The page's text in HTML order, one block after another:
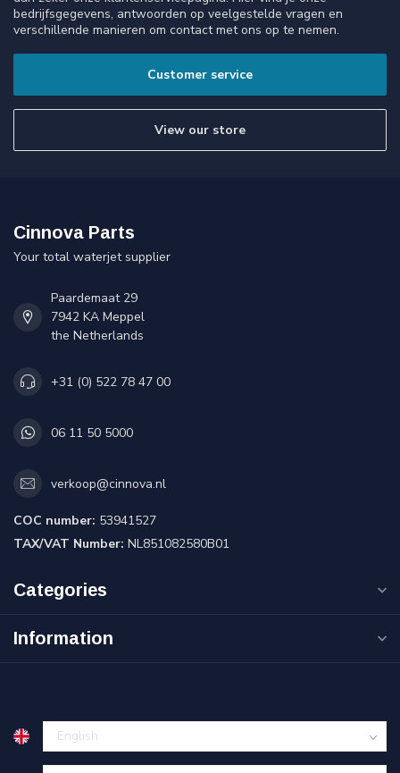
bedrijfsgegevens, antwoorden op veelgestelde vragen en
verschillende manieren om contact met ons op te nemen.
Customer service
View our store
Cinnova Parts
Your total waterjet supplier
Paardemaat 29
7942 KA Meppel
the Netherlands
+31 (0) 522 78 47 00
06 11 50 5000
verkoop@cinnova.nl
COC number: 53941527
TAX/VAT Number: NL851082580B01
Categories
Information